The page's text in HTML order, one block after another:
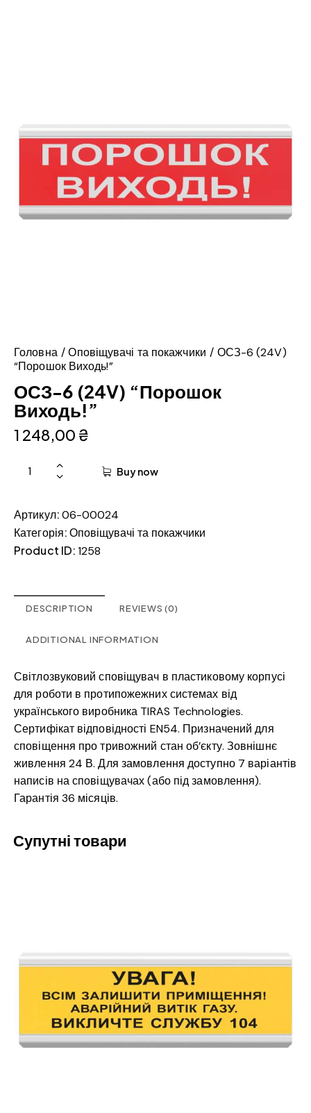
Головна Оповіщувачі та покажчики
ОСЗ-6 (24V)
“Порошок Виходь!”
ОСЗ-6 (24V) “Порошок
Виходь!”
1 248,00 ₴
Buy now
Артикул:06-00024
Категорія:Оповіщувачі та покажчики
Product ID:1258
DESCRIPTION REVIEWS (0)
ADDITIONAL INFORMATION
Світлозвуковий сповіщувач в пластиковому корпусі
для роботи в протипожежних системах від
українського виробника TIRAS Technologies.
Сертифікат відповідності EN54. Призначений для
сповіщення про тривожний стан об’єкту. Зовнішнє
живлення 24 В. Для замовлення доступно 7 варіантів
написів на сповіщувачах (або під замовлення).
Гарантія 36 місяців.
Супутні товари